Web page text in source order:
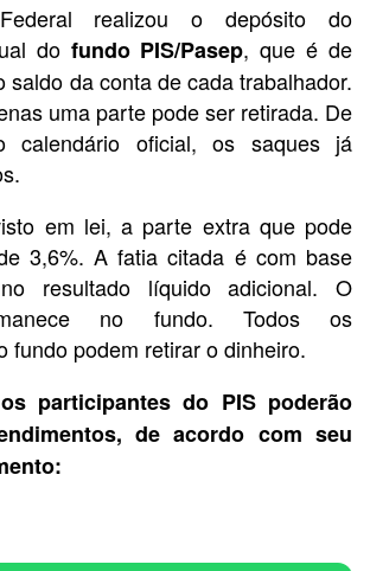
realizou o depósito do
do fundo PIS/Pasep, que é de
saldo da conta de cada trabalhador.
uma parte pode ser retirada. De
calendário oficial, os saques já
em lei, a parte extra que pode
3,6%. A fatia citada é com base
resultado líquido adicional. O
no fundo. Todos os
fundo podem retirar o dinheiro.
participantes do PIS poderão
de acordo com seu